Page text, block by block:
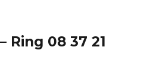
Ring 08 37 21